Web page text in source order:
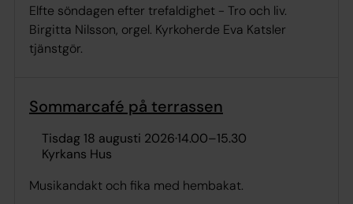
Elfte söndagen efter trefaldighet - Tro och liv.
Birgitta Nilsson, orgel. Kyrkoherde Eva Katsler
tjänstgör.
Sommarcafé på terrassen
tisdag 18 augusti 2026·14.00–15.30
Kyrkans Hus
Musikandakt och fika med hembakat.